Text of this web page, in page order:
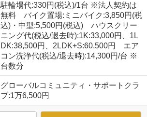
駐輪場代:330円(税込)/1台 ※法人契約は
無料 バイク置場:ミニバイク:3,850円(税
込)・中型:5,500円(税込) ハウスクリー
ニング代(税込/退去時):1K:33,000円、1L
DK:38,500円、2LDK+S:60,500円 エア
コン洗浄代(税込/退去時):14,300円/台 ※
台数分
グローバルコミュニティ・サポートクラ
ブ:1万6,500円